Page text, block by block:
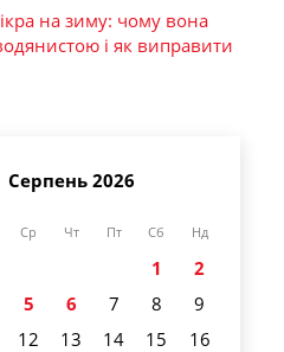
на зиму: чому вона
і як виправити
Серпень 2026
Ср Чт Пт Сб Нд
1
2
5 6 7 8
9
12 13 14 15
16